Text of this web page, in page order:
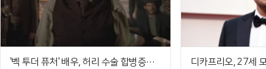
'벡 투더 퓨처' 배우, 허리 수술 합병증으로 사망…향년 89세[Ce:월드뷰]